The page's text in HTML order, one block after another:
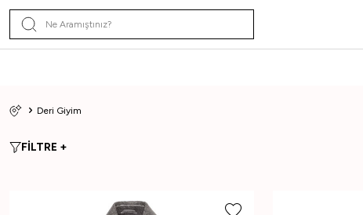
Deri Giyim
FİLTRE +